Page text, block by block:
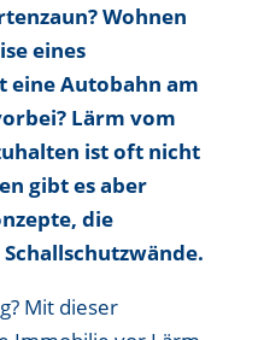
Wohnen
eines
eine Autobahn am
Lärm vom
ist oft nicht
gibt es aber
die
Mit dieser